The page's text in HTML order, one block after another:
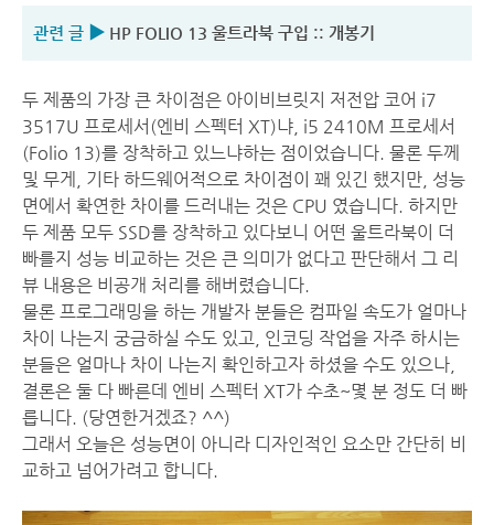
관련 글 ▶ HP FOLIO 13 울트라북 구입 :: 개봉기
두 제품의 가장 큰 차이점은 아이비브릿지 저전압 코어 i7
3517U 프로세서(엔비 스펙터 XT)냐, i5 2410M 프로세서
(Folio 13)를 장착하고 있느냐하는 점이었습니다. 물론 두께
및 무게, 기타 하드웨어적으로 차이점이 꽤 있긴 했지만, 성능
면에서 확연한 차이를 드러내는 것은 CPU 였습니다. 하지만
두 제품 모두 SSD를 장착하고 있다보니 어떤 울트라북이 더
빠를지 성능 비교하는 것은 큰 의미가 없다고 판단해서 그 리
뷰 내용은 비공개 처리를 해버렸습니다.
물론 프로그래밍을 하는 개발자 분들은 컴파일 속도가 얼마나
차이 나는지 궁금하실 수도 있고, 인코딩 작업을 자주 하시는
분들은 얼마나 차이 나는지 확인하고자 하셨을 수도 있으나,
결론은 둘 다 빠른데 엔비 스펙터 XT가 수초~몇 분 정도 더 빠
릅니다. (당연한거겠죠? ^^)
그래서 오늘은 성능면이 아니라 디자인적인 요소만 간단히 비
교하고 넘어가려고 합니다.